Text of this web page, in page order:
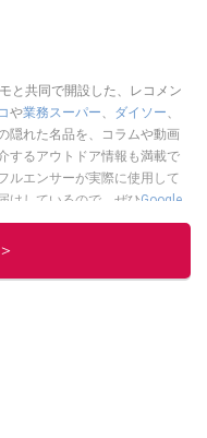
と共同で開設した、レコメン
や業務スーパー、 ダイソー、
隠れた名品を、コラムや動画
するアウトドア情報も満載で
ルエンサーが実際に使用して
けしているので、ぜひGoogle
シストの他の記事を読む